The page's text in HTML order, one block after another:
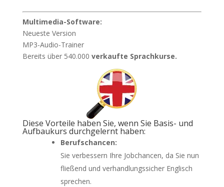
Multimedia-Software:
Neueste Version
MP3-Audio-Trainer
Bereits über 540.000 verkaufte Sprachkurse.
Diese Vorteile haben Sie, wenn Sie Basis- und
Aufbaukurs durchgelernt haben:
Berufschancen:
Sie verbessern Ihre Jobchancen, da Sie nun
fließend und verhandlungssicher Englisch
sprechen.